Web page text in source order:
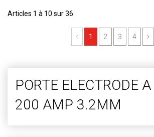
Articles 1 à 10 sur 36
Previous
1 2 3 4
PORTE ELECTRODE
200 AMP 3.2MM